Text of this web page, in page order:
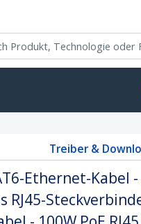
Treiber &
Ethernet-Kabel
RJ45-